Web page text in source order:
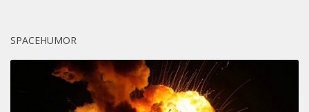
SPACEHUMOR